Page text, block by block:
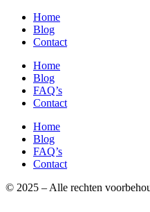
Home
Blog
Contact
Home
Blog
FAQ’s
Contact
Home
Blog
FAQ’s
Contact
© 2025 – Alle rechten